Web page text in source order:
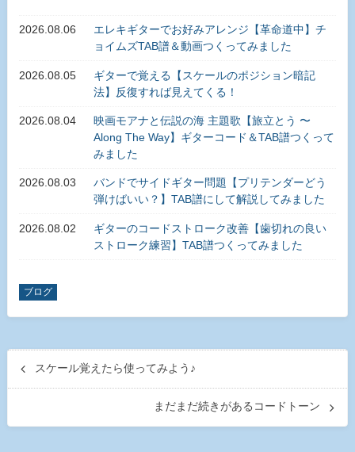
2026.08.06
エレキギターでお好みアレンジ【革命道中】チ
ョイムズTAB譜＆動画つくってみました
2026.08.05
ギターで覚える【スケールのポジション暗記
法】反復すれば見えてくる！
2026.08.04
映画モアナと伝説の海 主題歌【旅立とう 〜
Along The Way】ギターコード＆TAB譜つくって
みました
2026.08.03
バンドでサイドギター問題【プリテンダーどう
弾けばいい？】TAB譜にして解説してみました
2026.08.02
ギターのコードストローク改善【歯切れの良い
ストローク練習】TAB譜つくってみました
ブログ
スケール覚えたら使ってみよう♪
まだまだ続きがあるコードトーン